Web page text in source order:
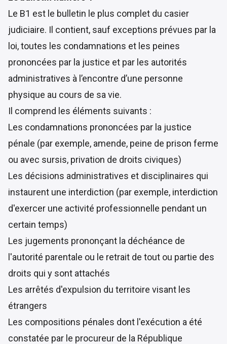
Le B1 est le bulletin le plus complet du casier
judiciaire. Il contient, sauf exceptions prévues par la
loi, toutes les condamnations et les peines
prononcées par la justice et par les autorités
administratives à l’encontre d’une personne
physique au cours de sa vie.
Il comprend les éléments suivants :
Les condamnations prononcées par la justice
pénale (par exemple, amende, peine de prison ferme
ou avec sursis, privation de droits civiques)
Les décisions administratives et disciplinaires qui
instaurent une interdiction (par exemple, interdiction
d'exercer une activité professionnelle pendant un
certain temps)
Les jugements prononçant la déchéance de
l'autorité parentale ou le retrait de tout ou partie des
droits qui y sont attachés
Les arrêtés d'expulsion du territoire visant les
étrangers
Les compositions pénales dont l'exécution a été
constatée par le procureur de la République